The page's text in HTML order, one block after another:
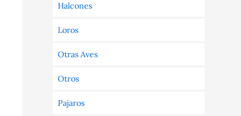
Halcones
Loros
Otras Aves
Otros
Pajaros